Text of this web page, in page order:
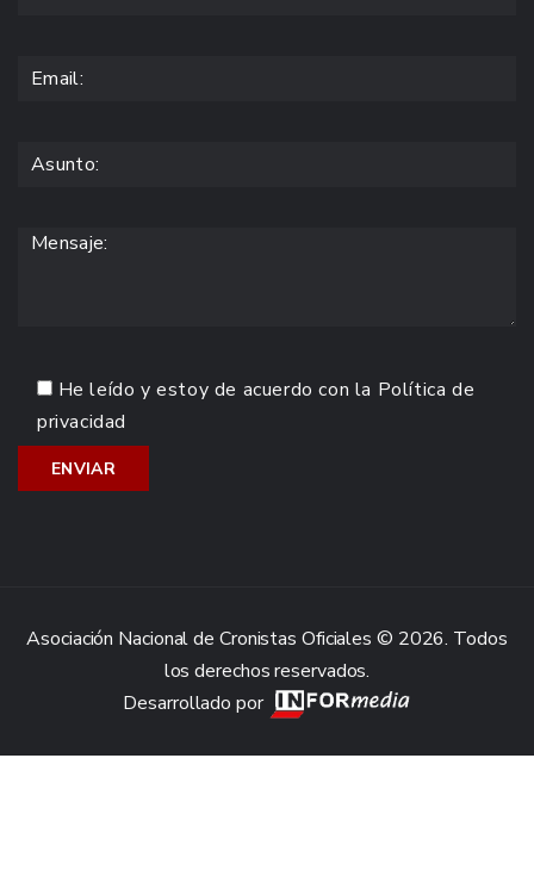
He leído y estoy de acuerdo con la Política de
privacidad
Asociación Nacional de Cronistas Oficiales © 2026. Todos
los derechos reservados.
Desarrollado por